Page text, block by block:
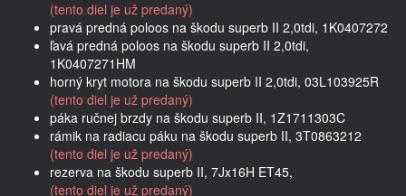
(tento diel je už predaný)
pravá predná poloos na škodu superb II 2,0tdi, 1K0407272
ľavá predná poloos na škodu superb II 2,0tdi,
1K0407271HM
horný kryt motora na škodu superb II 2,0tdi, 03L103925R
(tento diel je už predaný)
páka ručnej brzdy na škodu superb II, 1Z1711303C
rámik na radiacu páku na škodu superb II, 3T0863212
(tento diel je už predaný)
rezerva na škodu superb II, 7Jx16H ET45,
(tento diel je už predaný)